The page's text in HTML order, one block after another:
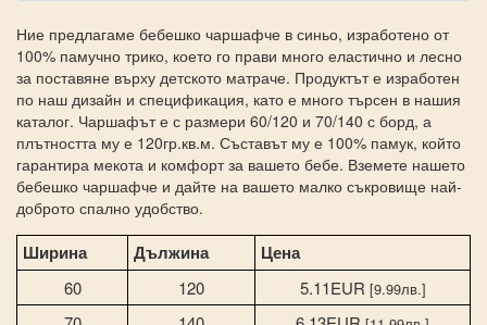
Ние предлагаме бебешко чаршафче в синьо, изработено от
100% памучно трико, което го прави много еластично и лесно
за поставяне върху детското матраче. Продуктът е изработен
по наш дизайн и спецификация, като е много търсен в нашия
каталог. Чаршафът е с размери 60/120 и 70/140 с борд, а
плътността му е 120гр.кв.м. Съставът му е 100% памук, който
гарантира мекота и комфорт за вашето бебе. Вземете нашето
бебешко чаршафче и дайте на вашето малко съкровище най-
доброто спално удобство.
Ширина Дължина Цена
60 120 5.11EUR [9.99лв.]